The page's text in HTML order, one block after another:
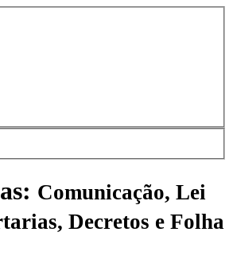
Comunicação, Lei
Decretos e Folha